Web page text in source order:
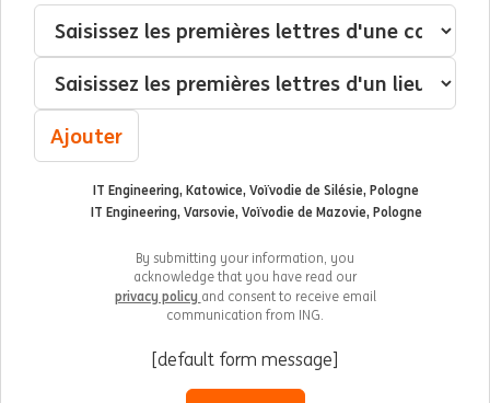
Interessé(e) par
Catégorie
Localisation
Ajouter
IT Engineering, Katowice, Voïvodie de Silésie, Pologne
IT Engineering, Varsovie, Voïvodie de Mazovie, Pologne
By submitting your information, you
acknowledge that you have read our
privacy policy and consent to receive email
communication from ING.
[default form message]